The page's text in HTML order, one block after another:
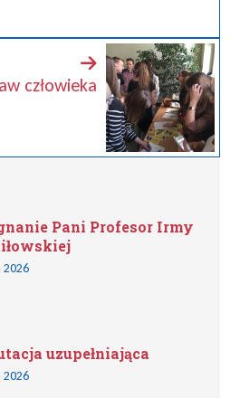
człowieka
Pani Profesor Irmy
2026
uzupełniająca
2026